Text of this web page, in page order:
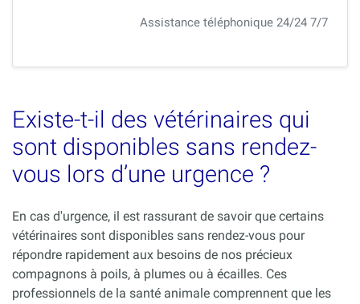
Assistance téléphonique 24/24 7/7
Existe-t-il des vétérinaires qui
sont disponibles sans rendez-
vous lors d’une urgence ?
En cas d'urgence, il est rassurant de savoir que certains
vétérinaires sont disponibles sans rendez-vous pour
répondre rapidement aux besoins de nos précieux
compagnons à poils, à plumes ou à écailles. Ces
professionnels de la santé animale comprennent que les